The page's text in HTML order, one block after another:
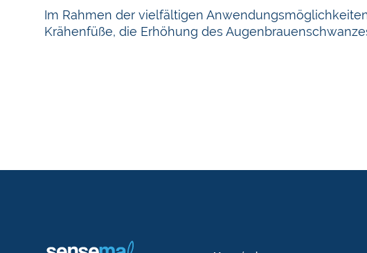
Im Rahmen der vielfältigen
Krähenfüße, die Erhöhung des